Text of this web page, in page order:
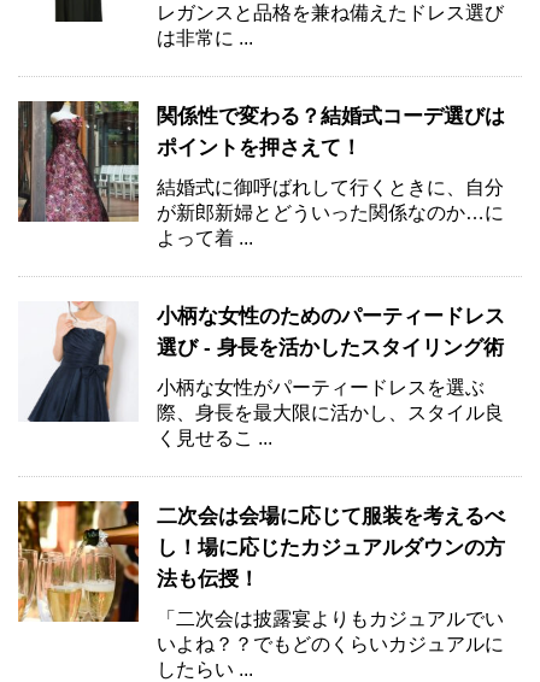
レガンスと品格を兼ね備えたドレス選び
は非常に ...
関係性で変わる？結婚式コーデ選びは
ポイントを押さえて！
結婚式に御呼ばれして行くときに、自分
が新郎新婦とどういった関係なのか…に
よって着 ...
小柄な女性のためのパーティードレス
選び - 身長を活かしたスタイリング術
小柄な女性がパーティードレスを選ぶ
際、身長を最大限に活かし、スタイル良
く見せるこ ...
二次会は会場に応じて服装を考えるべ
し！場に応じたカジュアルダウンの方
法も伝授！
「二次会は披露宴よりもカジュアルでい
いよね？？でもどのくらいカジュアルに
したらい ...